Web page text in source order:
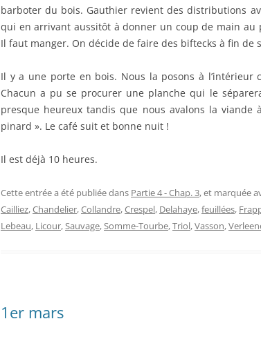
barboter du bois. Gauthier revient des distributions
qui en arrivant aussitôt à donner un coup de main au
Il faut manger. On décide de faire des biftecks à fin de
Il y a une porte en bois. Nous la posons à l’intérieur
Chacun a pu se procurer une planche qui le
presque heureux tandis que nous avalons la viande
pinard ». Le café suit et bonne nuit !
Il est déjà 10 heures.
Cette entrée a été publiée dans Partie 4 - Chap. 3, et marquée
Cailliez,Chandelier,Collandre,Crespel, Delahaye,feuillées,
Lebeau, Licour,Sauvage,Somme-Tourbe,Triol,Vasson,
1er mars